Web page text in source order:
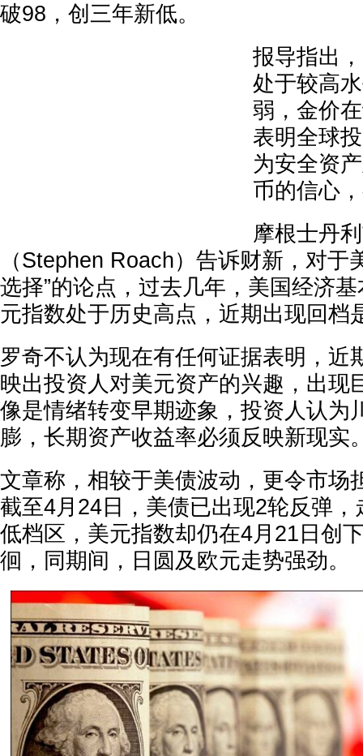
破98，创三年新低。
报导指出
处于较高
弱，金价
表明全球
为安全资
币的信心
摩根士丹
（Stephen Roach）告诉财新，对于
选择”的论点，过去几年，美国经济
元指数处于历史高点，近期出现回档
罗奇不认为现在有任何证据表明，近
映出投资人对美元资产的兴趣，出现
像是情绪转变早期迹象，投资人认为
膨，长期资产收益率必须反映新现实
文章称，相较于美债波动，更令市场
截至4月24日，美债已出现2轮反弹
低档区，美元指数却仍在4月21日创
徊，同期间，日圆及欧元走势强劲。